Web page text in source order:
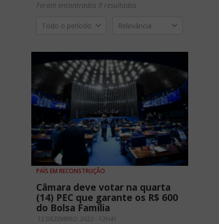
Foram encontrados 9 resultados
Todo o período Relevância
PAÍS EM RECONSTRUÇÃO
Câmara deve votar na quarta
(14) PEC que garante os R$ 600
do Bolsa Família
12 DEZEMBRO, 2022 - 12H41